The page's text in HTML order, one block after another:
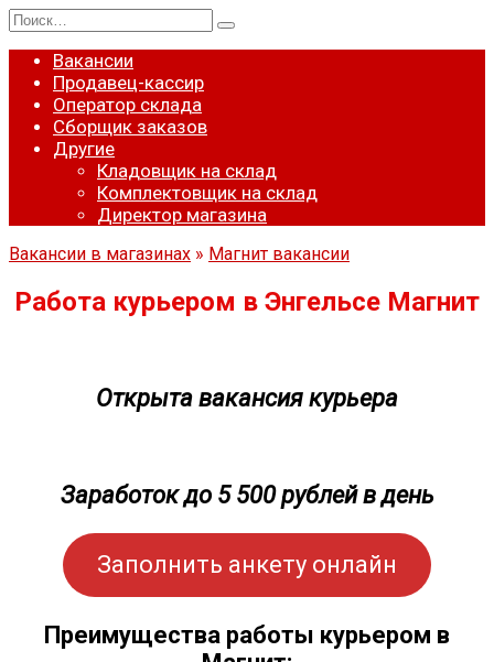
Перейти
к
содержанию
Search
for:
Вакансии
Продавец-кассир
Оператор склада
Сборщик заказов
Другие
Кладовщик на склад
Комплектовщик на склад
Директор магазина
Вакансии в магазинах » Магнит вакансии
Работа курьером в Энгельсе Магнит
Открыта вакансия курьера
Заработок до 5 500 рублей в день
Заполнить анкету онлайн
Преимущества работы курьером в